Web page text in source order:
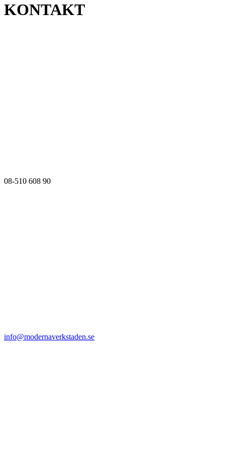
KONTAKT
08-510 608 90
info@modernaverkstaden.se